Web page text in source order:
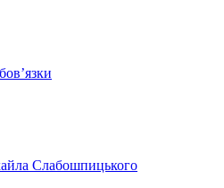
Слабошпицького